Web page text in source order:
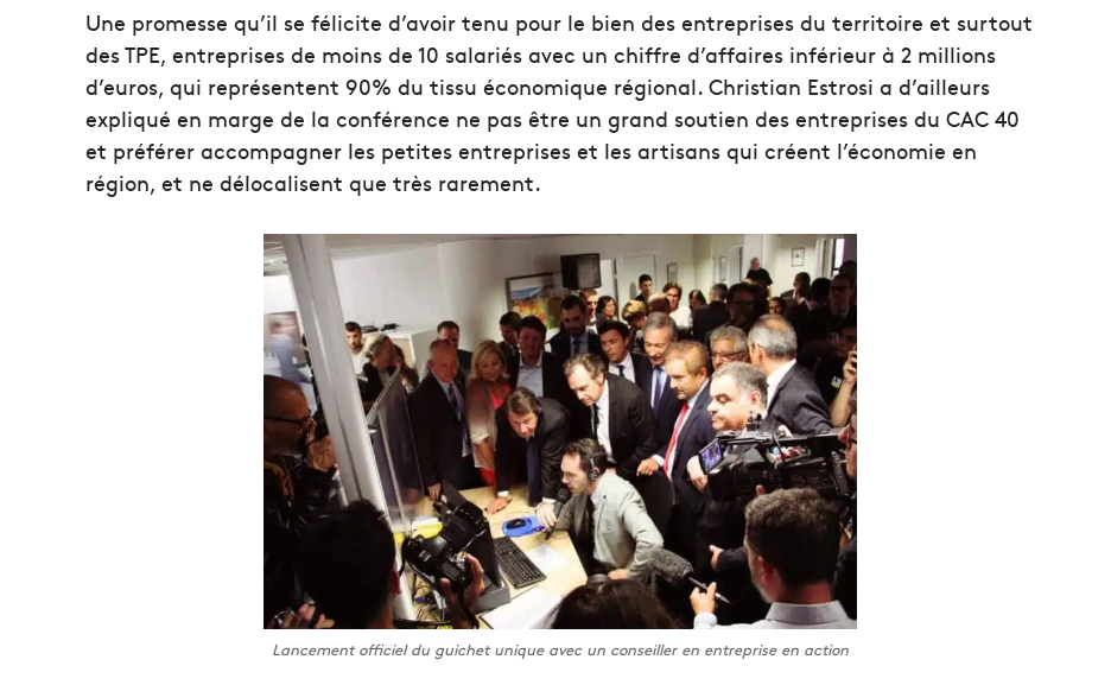
Une promesse qu’il se félicite d’avoir tenu pour le bien des entreprises du territoire et surtout
des TPE, entreprises de moins de 10 salariés avec un chiffre d’affaires inférieur à 2 millions
d’euros, qui représentent 90% du tissu économique régional. Christian Estrosi a d’ailleurs
expliqué en marge de la conférence ne pas être un grand soutien des entreprises du CAC 40
et préférer accompagner les petites entreprises et les artisans qui créent l’économie en
région, et ne délocalisent que très rarement.
Lancement officiel du guichet unique avec un conseiller en entreprise en action